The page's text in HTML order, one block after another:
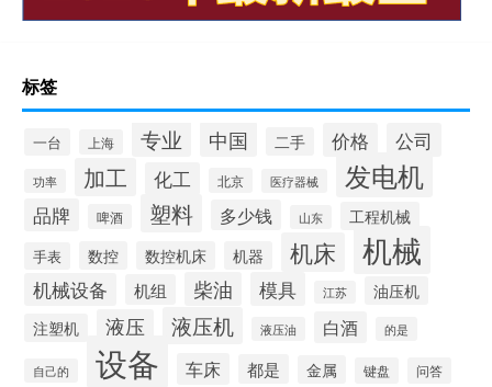
标签
一台 上海 专业 中国 二手 价格 公司
功率 加工 化工 北京 医疗器械 发电机
品牌 啤酒 塑料 多少钱 山东 工程机械
手表 数控 数控机床 机器 机床 机械
机械设备 机组 柴油 模具 江苏
油压机
注塑机
液压 液压机 液压油 白酒 的是
自己的 设备 车床 都是 金属 键盘 问答